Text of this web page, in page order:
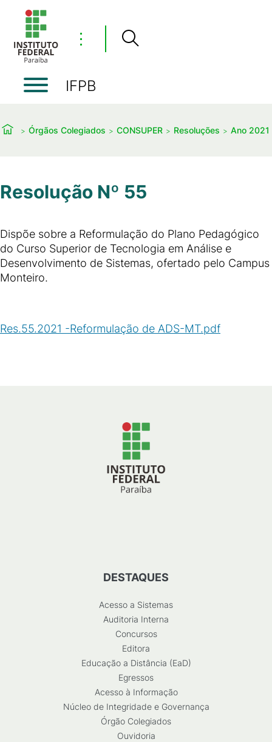
⋮
IFPB
Órgãos Colegiados CONSUPER Resoluções Ano 2021
Resolução Nº 55
Dispõe sobre a Reformulação do Plano Pedagógico
do Curso Superior de Tecnologia em Análise e
Desenvolvimento de Sistemas, ofertado pelo Campus
Monteiro.
Res.55.2021 -Reformulação de ADS-MT.pdf
DESTAQUES
Acesso a Sistemas
Auditoria Interna
Concursos
Editora
Educação a Distância (EaD)
Egressos
Acesso à Informação
Núcleo de Integridade e Governança
Órgão Colegiados
Ouvidoria